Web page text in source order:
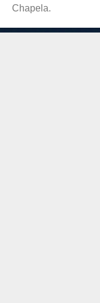
Chapela.